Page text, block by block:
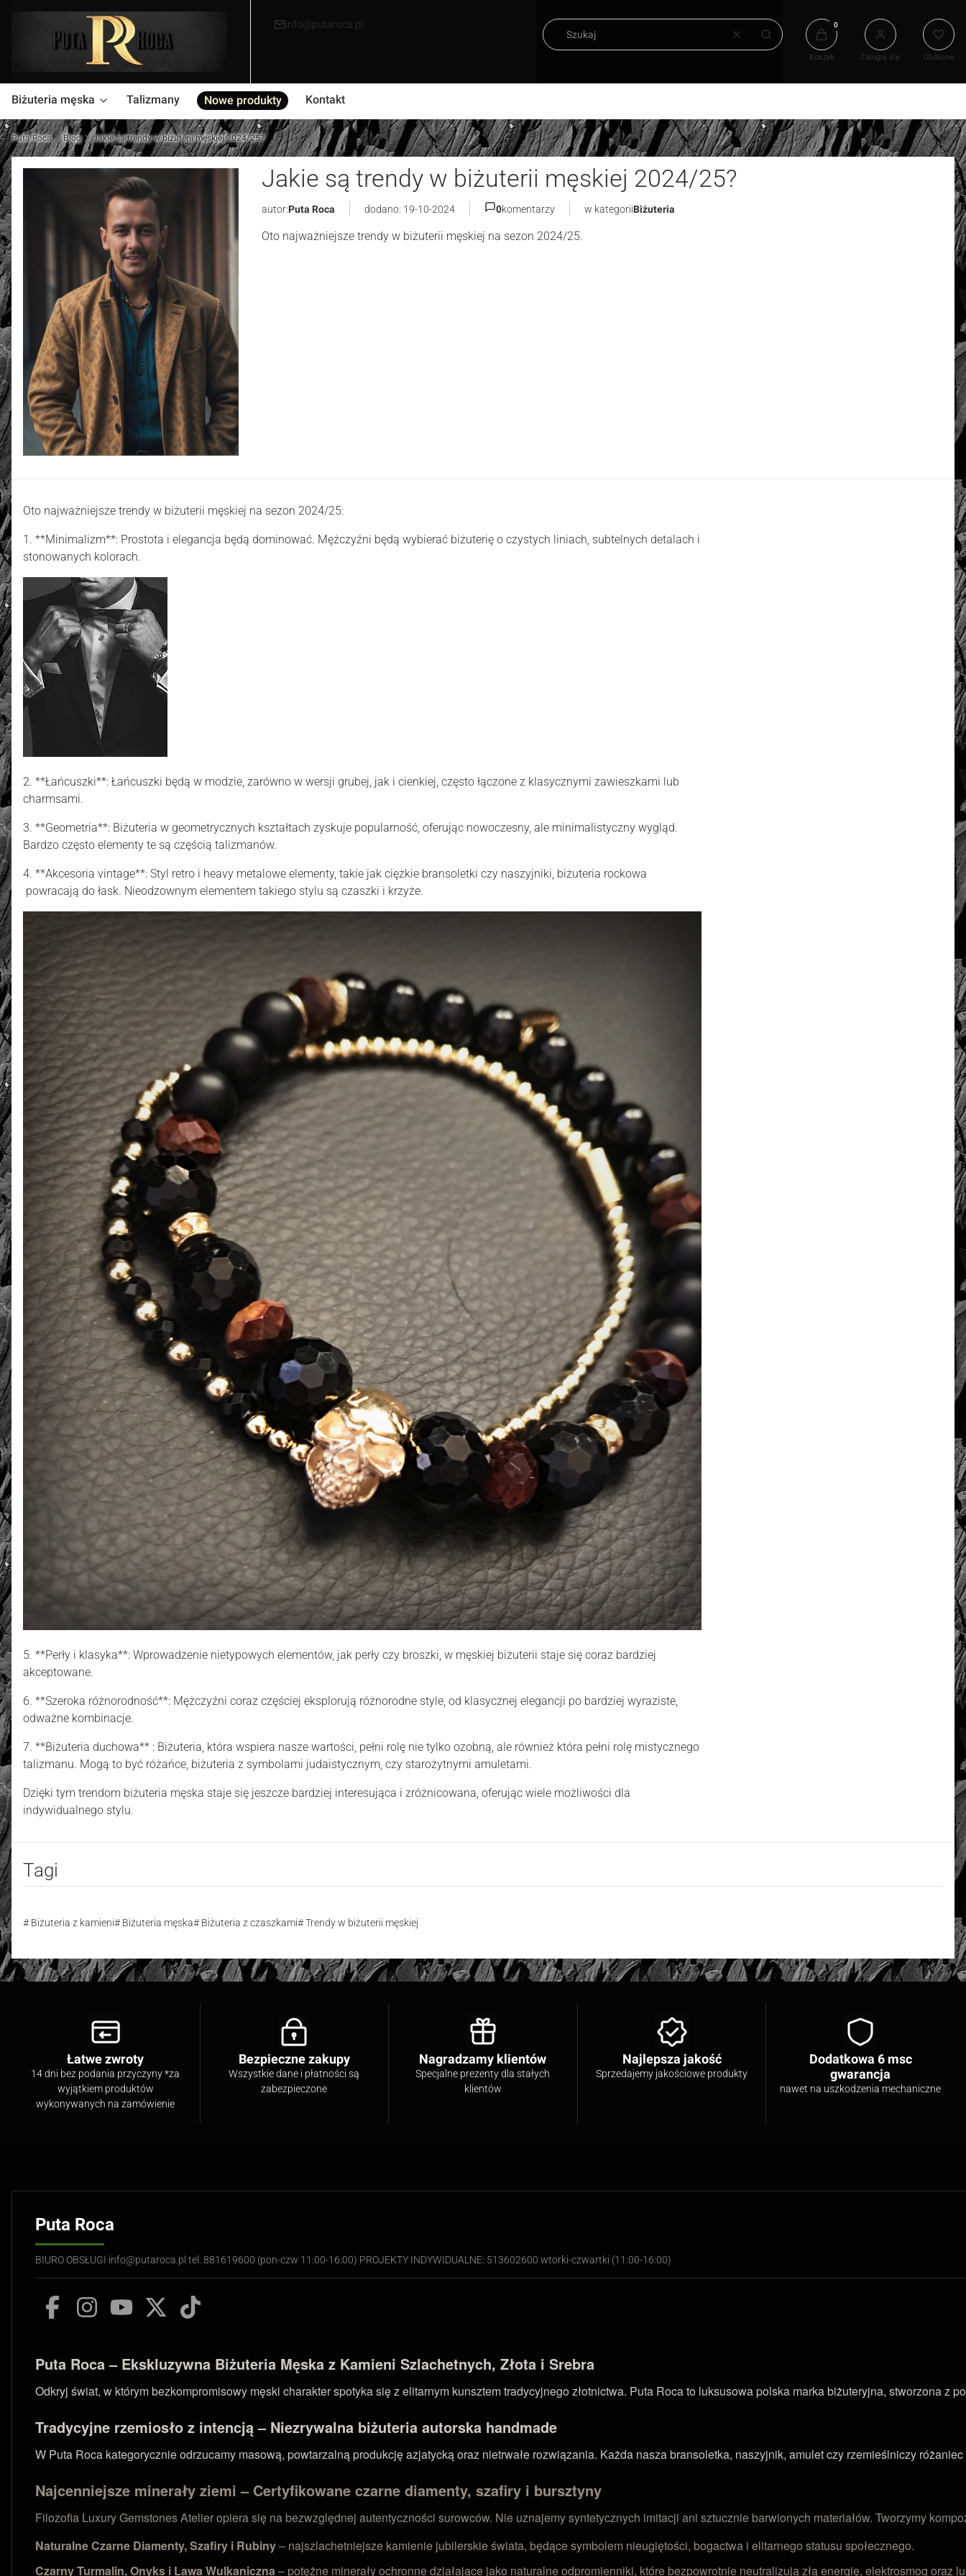
info@putaroca.pl
WyczyśćSzukaj
Produkty w koszyku: 0. Zobacz
Koszyk Zaloguj się Ulubione
Biżuteria męska Talizmany Nowe produkty Kontakt
Puta Roca Blog Jakie są trendy w biżuterii męskiej 2024/25?
Jakie są trendy w biżuterii męskiej 2024/25?
autor:Puta Roca dodano: 19-10-2024 0komentarzy w kategoriiBiżuteria
Oto najważniejsze trendy w biżuterii męskiej na sezon 2024/25.
Oto najważniejsze trendy w biżuterii męskiej na sezon 2024/25:
1. **Minimalizm**: Prostota i elegancja będą dominować. Mężczyźni będą wybierać biżuterię o czystych liniach, subtelnych detalach i
stonowanych kolorach.
2. **Łańcuszki**: Łańcuszki będą w modzie, zarówno w wersji grubej, jak i cienkiej, często łączone z klasycznymi zawieszkami lub
charmsami.
3. **Geometria**: Biżuteria w geometrycznych kształtach zyskuje popularność, oferując nowoczesny, ale minimalistyczny wygląd.
Bardzo często elementy te są częścią talizmanów.
4. **Akcesoria vintage**: Styl retro i heavy metalowe elementy, takie jak ciężkie bransoletki czy naszyjniki, biżuteria rockowa
powracają do łask. Nieodzownym elementem takiego stylu są czaszki i krzyże.
5. **Perły i klasyka**: Wprowadzenie nietypowych elementów, jak perły czy broszki, w męskiej biżuterii staje się coraz bardziej
akceptowane.
6. **Szeroka różnorodność**: Mężczyźni coraz częściej eksplorują różnorodne style, od klasycznej elegancji po bardziej wyraziste,
odważne kombinacje.
7. **Biżuteria duchowa** : Biżuteria, która wspiera nasze wartości, pełni rolę nie tylko ozobną, ale również która pełni rolę mistycznego
talizmanu. Mogą to być różańce, biżuteria z symbolami judaistycznym, czy starożytnymi amuletami.
Dzięki tym trendom biżuteria męska staje się jeszcze bardziej interesująca i zróżnicowana, oferując wiele możliwości dla
indywidualnego stylu.
Tagi
Biżuteria z kamieni Biżuteria męska Biżuteria z czaszkami Trendy w biżuterii męskiej
Łatwe zwroty
14 dni bez podania przyczyny *za
wyjątkiem produktów
wykonywanych na zamówienie
Bezpieczne zakupy
Wszystkie dane i płatności są
zabezpieczone
Nagradzamy klientów
Specjalne prezenty dla stałych
klientów
Najlepsza jakość
Sprzedajemy jakościowe produkty
Dodatkowa 6 msc
gwarancja
nawet na uszkodzenia mechaniczne
Puta Roca
BIURO OBSŁUGI info@putaroca.pl tel. 881619600 (pon-czw 11:00-16:00) PROJEKTY INDYWIDUALNE: 513602600 wtorki-czwartki (11:00-16:00)
Puta Roca – Ekskluzywna Biżuteria Męska z Kamieni Szlachetnych, Złota i Srebra
Odkryj świat, w którym bezkompromisowy męski charakter spotyka się z elitarnym kunsztem tradycyjnego złotnictwa. Puta Roca to luksusowa polska marka biżuteryjna,
Tradycyjne rzemiosło z intencją – Niezrywalna biżuteria autorska handmade
W Puta Roca kategorycznie odrzucamy masową, powtarzalną produkcję azjatycką oraz nietrwałe rozwiązania. Każda nasza bransoletka, naszyjnik, amulet czy rzemieślniczy
Najcenniejsze minerały ziemi – Certyfikowane czarne diamenty, szafiry i bursztyny
Filozofia Luxury Gemstones Atelier opiera się na bezwzględnej autentyczności surowców. Nie uznajemy syntetycznych imitacji ani sztucznie barwionych materiałów. Tworzymy
Naturalne Czarne Diamenty, Szafiry i Rubiny– najszlachetniejsze kamienie jubilerskie świata, będące symbolem nieugiętości, bogactwa i elitarnego statusu społecznego.
Czarny Turmalin, Onyks i Lawa Wulkaniczna– potężne minerały ochronne działające jako naturalne odpromienniki, które bezpowrotnie neutralizują złą energię, elektrosmog oraz